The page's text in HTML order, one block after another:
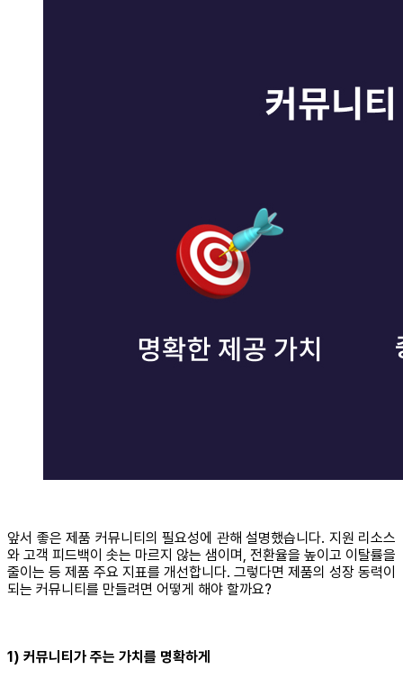
앞서 좋은 제품 커뮤니티의 필요성에 관해 설명했습니다. 지원 리소스
와 고객 피드백이 솟는 마르지 않는 샘이며, 전환율을 높이고 이탈률을
줄이는 등 제품 주요 지표를 개선합니다. 그렇다면 제품의 성장 동력이
되는 커뮤니티를 만들려면 어떻게 해야 할까요?
1) 커뮤니티가 주는 가치를 명확하게